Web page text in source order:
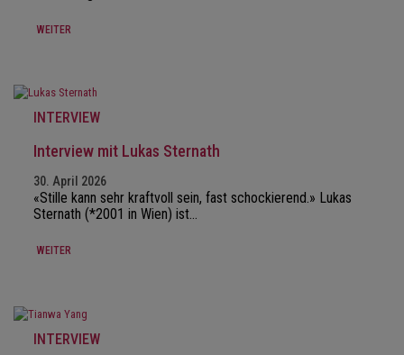
WEITER
INTERVIEW
Interview mit Lukas Sternath
30. April 2026
«Stille kann sehr kraftvoll sein, fast schockierend.» Lukas
Sternath (*2001 in Wien) ist…
WEITER
INTERVIEW